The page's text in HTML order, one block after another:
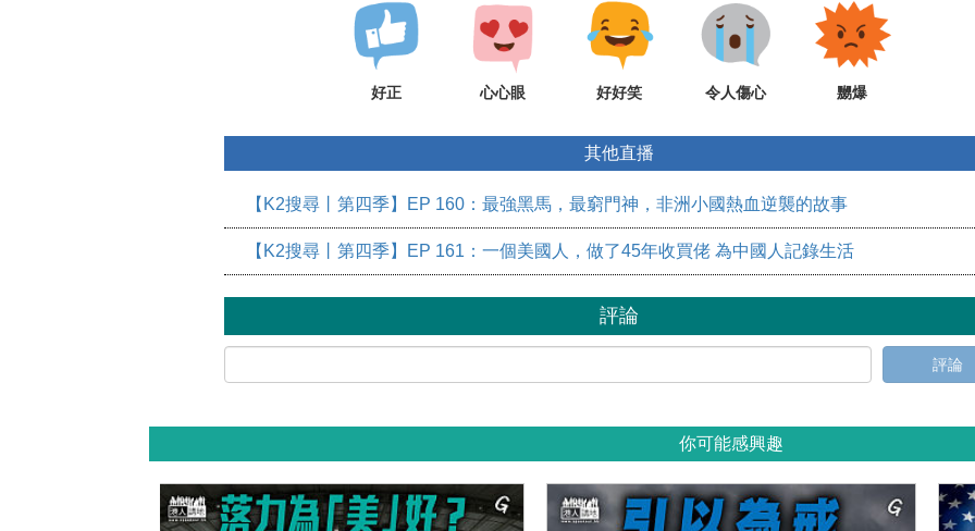
好正 心心眼 好好笑 令人傷心 嬲爆
其他直播
【K2搜尋丨第四季】EP 160：最強黑馬，最窮門神，非洲小國熱血逆襲的故事
【K2搜尋丨第四季】EP 161：一個美國人，做了45年收買佬 為中國人記錄生活
評論
評論
你可能感興趣